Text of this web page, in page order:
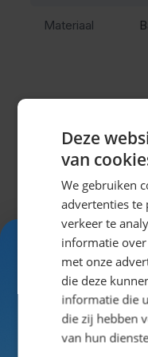
dansen.
Deze lederhosen is
München, maar ook
carnaval. De
en traditionele
is. Dankzij de
spullen mee tijdens
Combineer met een
Tiroler hoedals je
Dit hoort bij de
Materiaal
Misschien
Navigeren door
Druk om
Druk op om naar
Deze
van
We gebruiken
advertenties te
verkeer te
informatie
met onze
die deze
informatie die
die zij hebben
van hun
Schrijf je nuin voor
tot